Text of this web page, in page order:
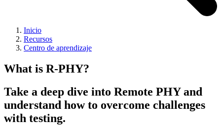
Inicio
Recursos
Centro de aprendizaje
What is R-PHY?
Take a deep dive into Remote PHY and
understand how to overcome challenges
with testing.